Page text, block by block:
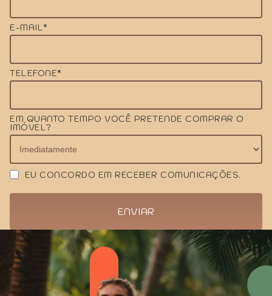
E-MAIL*
TELEFONE*
EM QUANTO TEMPO VOCÊ PRETENDE COMPRAR O
IMÓVEL?
EU CONCORDO EM RECEBER COMUNICAÇÕES.
ENVIAR